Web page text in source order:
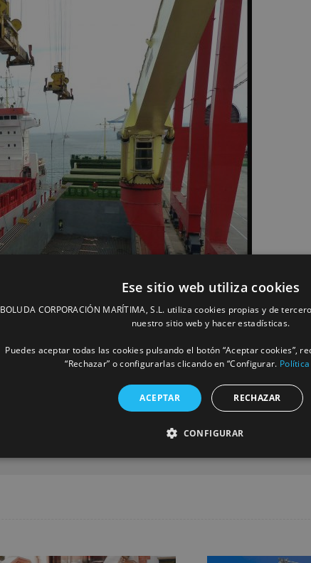
Ese sitio web utiliza cookies
BOLUDA CORPORACIÓN MARÍTIMA, S.L. utiliza cookies propias y de
nuestro sitio web y hacer estadísticas.
Puedes aceptar todas las cookies pulsando el botón “Aceptar cookies”,
“Rechazar” o configurarlas clicando en “Configurar.
ACEPTAR RECHAZAR
CONFIGURAR